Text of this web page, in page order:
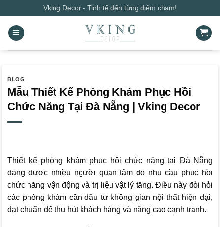
qua
nội
dung
Vking Decor - Tinh tế đến từng điểm chạm!
BLOG
Mẫu Thiết Kế Phòng Khám Phục Hồi
Chức Năng Tại Đà Nẵng | Vking Decor
Thiết kế phòng khám phục hội chức năng tại Đà Nẵng
đang được nhiều người quan tâm do nhu cầu phục hồi
chức năng vận động và trị liệu vật lý tăng. Điều này đòi hỏi
các phòng khám cần đầu tư không gian nội thất hiện đại,
đạt chuẩn để thu hút khách hàng và nâng cao cạnh tranh.